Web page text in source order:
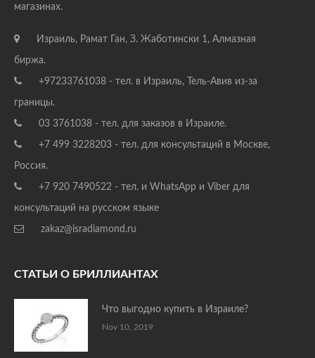
магазинах.
Израиль, Рамат Ган, З. Жаботински 1, Алмазная
биржа.
+97233761038 - тел. в Израиль, Тель-Авив из-за
границы.
03 3761038 - тел. для заказов в Израиле.
+7 499 3228203 - тел. для консультаций в Москве,
Россия.
+7 920 7490522 - тел. и WhatsApp и Viber для
консультаций на русском языке
zakaz@isradiamond.ru
СТАТЬИ О БРИЛЛИАНТАХ
Что выгодно купить в Израиле?
Nov 10, 2019